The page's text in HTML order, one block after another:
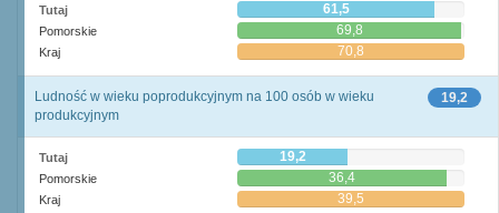
Tutaj 61,5
Pomorskie 69,8
Kraj 70,8
19,2
Ludność w wieku poprodukcyjnym na 100 osób w wieku
produkcyjnym
Tutaj 19,2
Pomorskie 36,4
Kraj 39,5